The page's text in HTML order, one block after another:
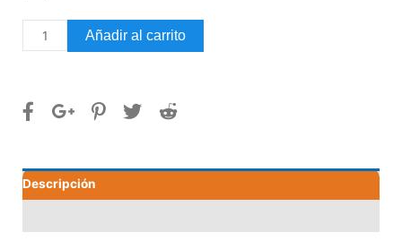
CAPACITOR
ARRANQUE
175MFD
Añadir al carrito
Descripción